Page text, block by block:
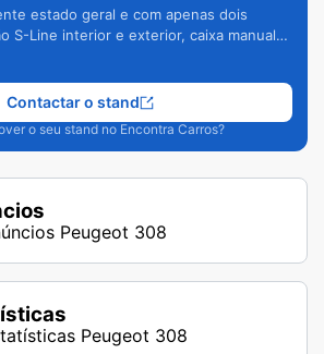
estado geral e com apenas dois
S-Line interior e exterior, caixa manual
o seu stand no Encontra Carros?
Contactar o stand
Peugeot 308
Peugeot 308